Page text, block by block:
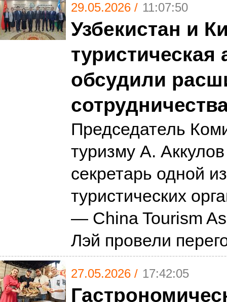
29.05.2026 / 11:07:50
Узбекистан и
туристическая
обсудили
Председатель
туризму А.
секретарь одной
туристических
— China Tourism
Лэй провели
27.05.2026 / 17:42:05